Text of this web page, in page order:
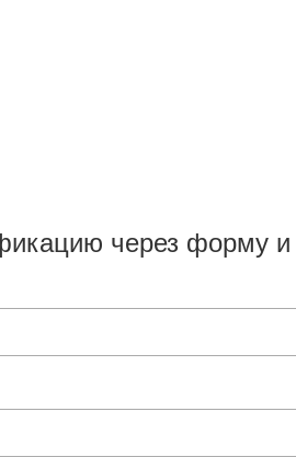
через форму и